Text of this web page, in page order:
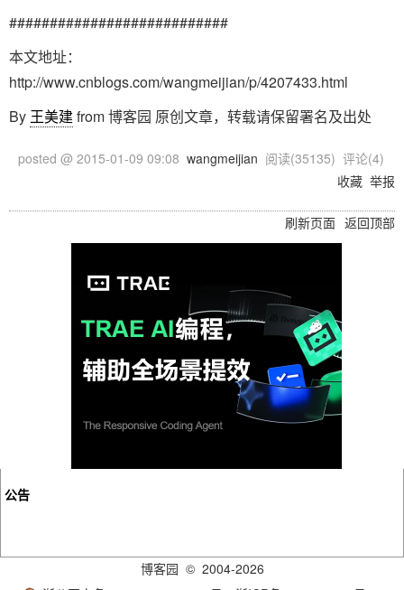
###########################
本文地址：
http://www.cnblogs.com/wangmeijian/p/4207433.html
By 王美建from 博客园 原创文章，转载请保留署名及出处
posted @ 2015-01-09 09:08 wangmeijian 阅读(35135) 评论(4)
收藏 举报
刷新页面 返回顶部
公告
博客园 © 2004-2026